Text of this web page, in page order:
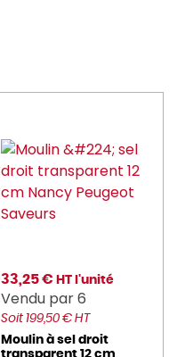
33,25 € HT l'unité
Vendu par 6
Soit 199,50 € HT
Moulin à sel droit